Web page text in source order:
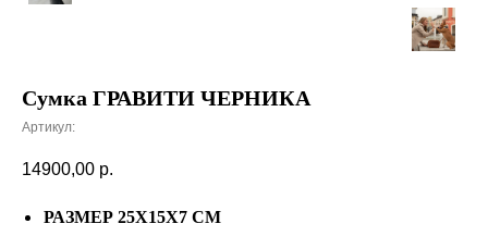
Сумка ГРАВИТИ ЧЕРНИКА
Артикул:
14900,00 р.
РАЗМЕР 25Х15Х7 СМ